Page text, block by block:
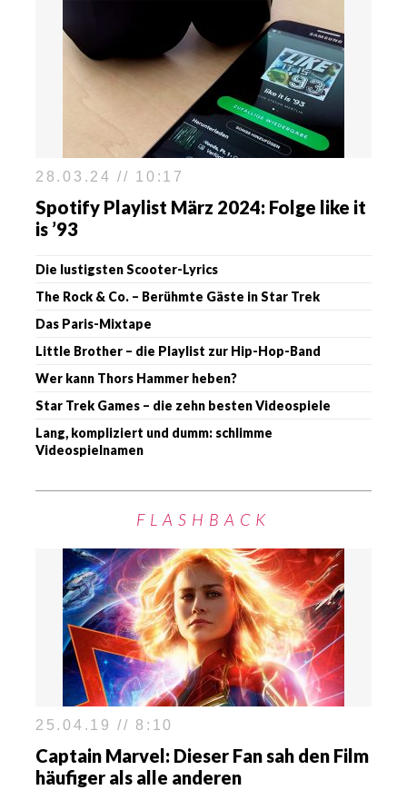
28.03.24 // 10:17
Spotify Playlist März 2024: Folge like it
is ’93
Die lustigsten Scooter-Lyrics
The Rock & Co. – Berühmte Gäste in Star Trek
Das Paris-Mixtape
Little Brother – die Playlist zur Hip-Hop-Band
Wer kann Thors Hammer heben?
Star Trek Games – die zehn besten Videospiele
Lang, kompliziert und dumm: schlimme
Videospielnamen
FLASHBACK
25.04.19 // 8:10
Captain Marvel: Dieser Fan sah den Film
häufiger als alle anderen